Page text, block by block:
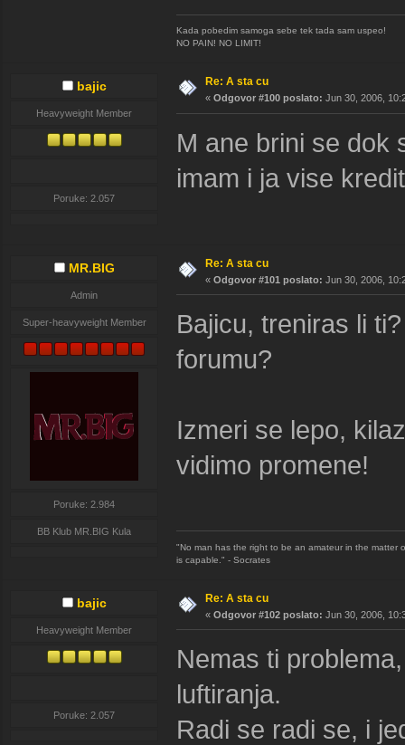
Kada pobedim samoga sebe tek tada sam uspeo!
NO PAIN! NO LIMIT!
bajic
Heavyweight Member
Poruke: 2.057
Re: A sta cu
« Odgovor #100 poslato: Jun 30, 2006,
M ane brini se dok
imam i ja vise
MR.BIG
Admin
Super-heavyweight Member
Poruke: 2.984
BB Klub MR.BIG Kula
Re: A sta cu
« Odgovor #101 poslato: Jun 30, 2006,
Bajicu, treniras li
forumu?
Izmeri se lepo,
vidimo promene!
"No man has the right to be an amateur in the matter
is capable." - Socrates
bajic
Heavyweight Member
Poruke: 2.057
Re: A sta cu
« Odgovor #102 poslato: Jun 30, 2006,
Nemas ti
luftiranja.
Radi se radi se, i